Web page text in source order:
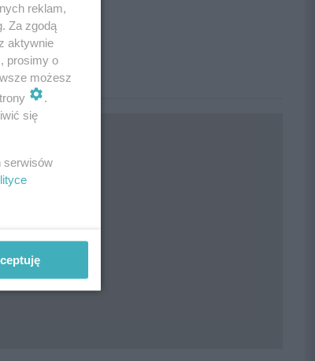
reklam,
Za zgodą
aktywnie
prosimy o
możesz
.
się
serwisów